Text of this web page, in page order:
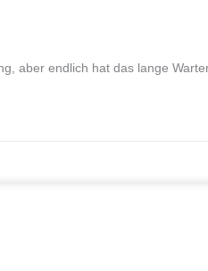
aber endlich hat das lange